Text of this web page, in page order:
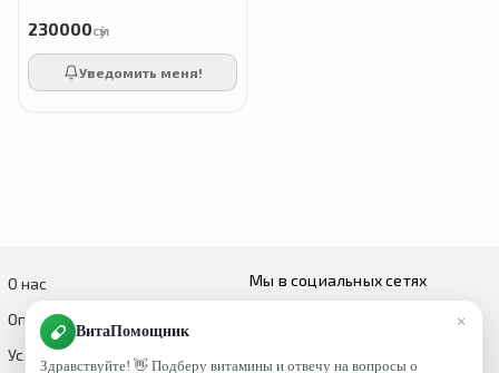
230000сӯм
Уведомить меня!
О нас
Оплата и доставка
Условия возврата и обмена
Мы в социальных сетях
×
ВитаПомощник
Здравствуйте! 👋 Подберу витамины и отвечу на вопросы о